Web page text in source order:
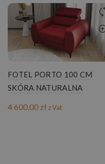
FOTEL PORTO 100 CM
SKÓRA NATURALNA
4 600,00 złz Vat